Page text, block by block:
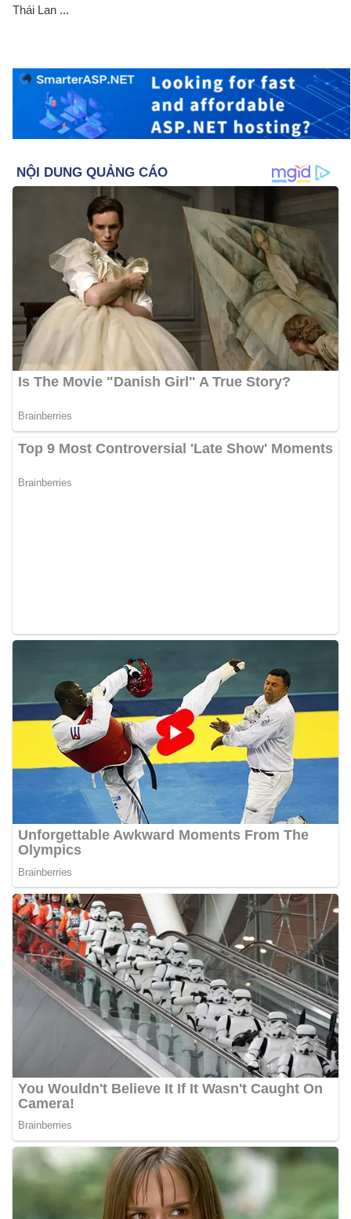
Thái Lan ...